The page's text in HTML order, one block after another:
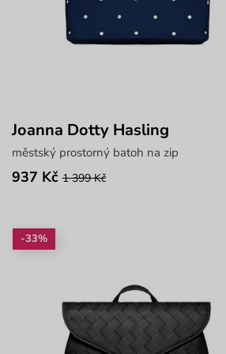
Joanna Dotty Hasling
městský prostorný batoh na zip
937 Kč 1 399 Kč
-33%